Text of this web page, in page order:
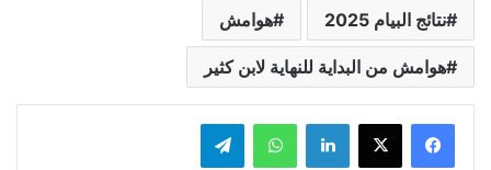
نتائج البيام 2025 هوامش
هوامش من البداية للنهاية لابن كثير
لينكدإن واتساب